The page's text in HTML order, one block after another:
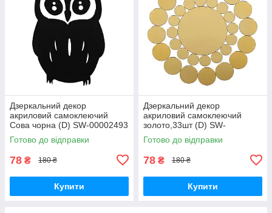
Дзеркальний декор
акриловий самоклеючий
Сова чорна (D) SW-00002493
Готово до відправки
78 ₴ 180 ₴
Купити
Дзеркальний декор
акриловий самоклеючий
золото,33шт (D) SW-
00002499
Готово до відправки
78 ₴ 180 ₴
Купити